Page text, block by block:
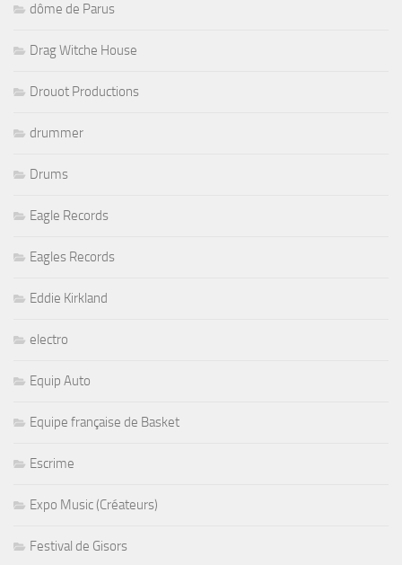
dôme de Parus
Drag Witche House
Drouot Productions
drummer
Drums
Eagle Records
Eagles Records
Eddie Kirkland
electro
Equip Auto
Equipe française de Basket
Escrime
Expo Music (Créateurs)
Festival de Gisors